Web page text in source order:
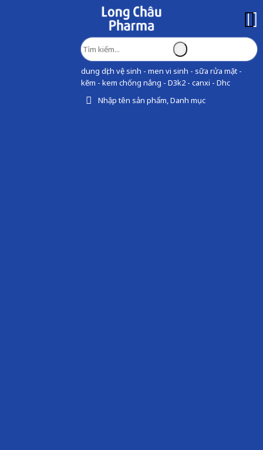
dung dịch vệ sinh - men vi sinh - sữa rửa mặt -
kẽm - kem chống nắng - D3k2 - canxi - Dhc
Nhập tên sản phẩm, Danh mục